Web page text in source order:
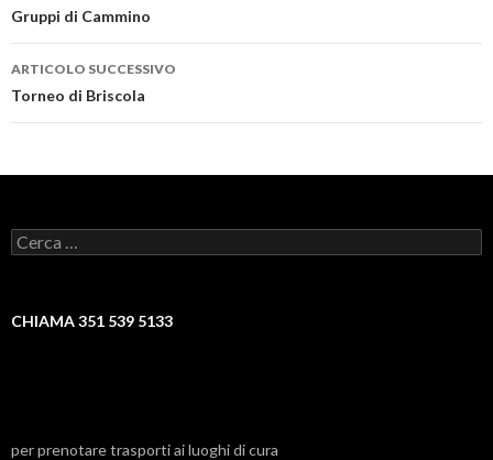
articolo
Gruppi di Cammino
ARTICOLO SUCCESSIVO
Torneo di Briscola
Ricerca
per:
CHIAMA 351 539 5133
per prenotare trasporti ai luoghi di cura